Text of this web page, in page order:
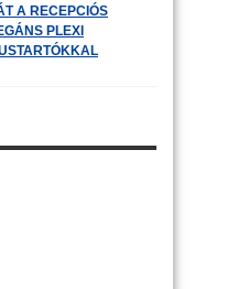
A RECEPCIÓS
PLEXI